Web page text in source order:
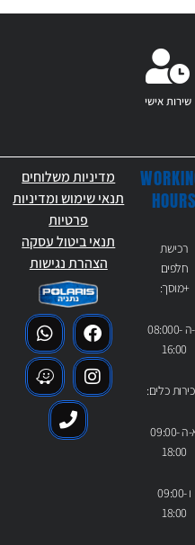
שירות אישי
HOURS
רכישת
חלפים
+מוסך:
א-ה 08:000-
16:00
כלים:
א-ה 09:00-
18:00
ו 09:00-
18:00
מדיניות משלוחים
תנאי שימוש ומדיניות
פרטיות
תנאי ביטול עסקה
הצהרת נגישות